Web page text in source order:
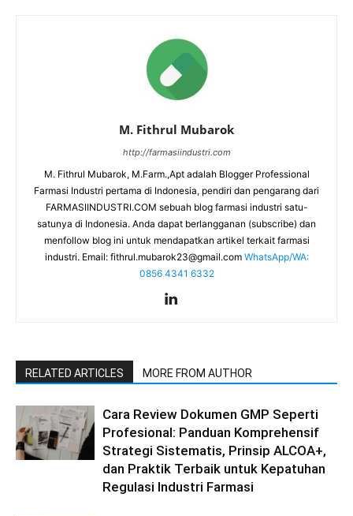
M. Fithrul Mubarok
http://farmasiindustri.com
M. Fithrul Mubarok, M.Farm.,Apt adalah Blogger Professional
Farmasi Industri pertama di Indonesia, pendiri dan pengarang dari
FARMASIINDUSTRI.COM sebuah blog farmasi industri satu-
satunya di Indonesia. Anda dapat berlangganan (subscribe) dan
menfollow blog ini untuk mendapatkan artikel terkait farmasi
industri. Email: fithrul.mubarok23@gmail.com WhatsApp/WA:
0856 4341 6332
RELATED ARTICLES MORE FROM AUTHOR
Cara Review Dokumen GMP Seperti
Profesional: Panduan Komprehensif
Strategi Sistematis, Prinsip ALCOA+,
dan Praktik Terbaik untuk Kepatuhan
Regulasi Industri Farmasi